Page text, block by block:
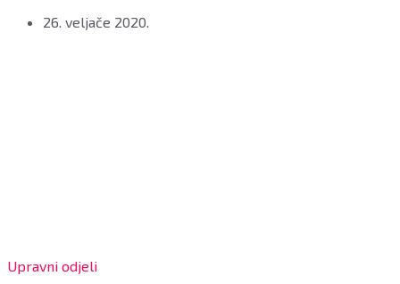
26. veljače 2020.
Upravni odjeli